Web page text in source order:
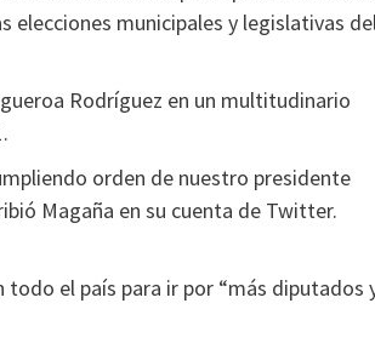
elecciones municipales y legislativas
Rodríguez en un multitudinario
orden de nuestro presidente
Magaña en su cuenta de Twitter.
todo el país para ir por “más diputados